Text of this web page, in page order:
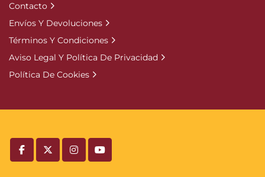
facebooktwitterinstagramyoutube
Contacto
Envíos Y Devoluciones
Términos Y Condiciones
Aviso Legal Y Política De Privacidad
Política De Cookies